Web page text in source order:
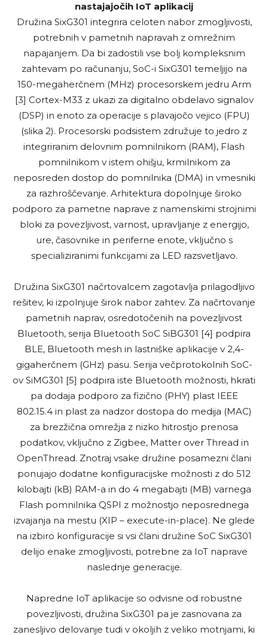
nastajajočih IoT aplikacij
Družina SixG301 integrira celoten nabor zmogljivosti,
potrebnih v pametnih napravah z omrežnim
napajanjem. Da bi zadostili vse bolj kompleksnim
zahtevam po računanju, SoC-i SixG301 temeljijo na
150-megaherčnem (MHz) procesorskem jedru Arm
[3] Cortex-M33 z ukazi za digitalno obdelavo signalov
(DSP) in enoto za operacije s plavajočo vejico (FPU)
(slika 2). Procesorski podsistem združuje to jedro z
integriranim delovnim pomnilnikom (RAM), Flash
pomnilnikom v istem ohišju, krmilnikom za
neposreden dostop do pomnilnika (DMA) in vmesniki
za razhroščevanje. Arhitektura dopolnjuje široko
podporo za pametne naprave z namenskimi strojnimi
bloki za povezljivost, varnost, upravljanje z energijo,
ure, časovnike in periferne enote, vključno s
specializiranimi funkcijami za LED razsvetljavo.
Družina SixG301 načrtovalcem zagotavlja prilagodljivo
rešitev, ki izpolnjuje širok nabor zahtev. Za načrtovanje
pametnih naprav, osredotočenih na povezljivost
Bluetooth, serija Bluetooth SoC SiBG301 [4] podpira
BLE, Bluetooth mesh in lastniške aplikacije v 2,4-
gigaherčnem (GHz) pasu. Serija večprotokolnih SoC-
ov SiMG301 [5] podpira iste Bluetooth možnosti, hkrati
pa dodaja podporo za fizično (PHY) plast IEEE
802.15.4 in plast za nadzor dostopa do medija (MAC)
za brezžična omrežja z nizko hitrostjo prenosa
podatkov, vključno z Zigbee, Matter over Thread in
OpenThread. Znotraj vsake družine posamezni člani
ponujajo dodatne konfiguracijske možnosti z do 512
kilobajti (kB) RAM-a in do 4 megabajti (MB) varnega
Flash pomnilnika QSPI z možnostjo neposrednega
izvajanja na mestu (XIP – execute-in-place). Ne glede
na izbiro konfiguracije si vsi člani družine SoC SixG301
delijo enake zmogljivosti, potrebne za IoT naprave
naslednje generacije.
Napredne IoT aplikacije so odvisne od robustne
povezljivosti, družina SixG301 pa je zasnovana za
zanesljivo delovanje tudi v okoljih z veliko motnjami, ki